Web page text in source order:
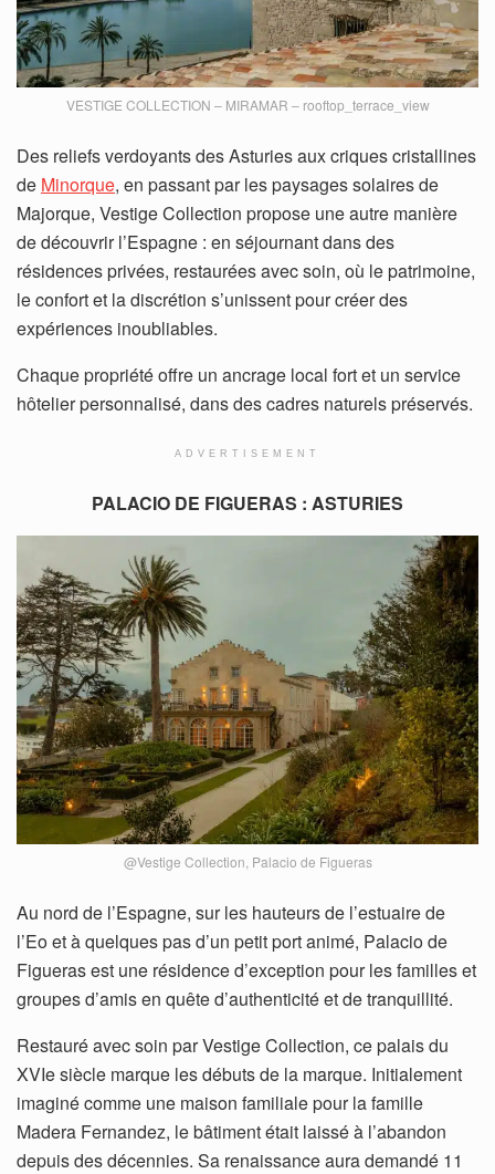
VESTIGE COLLECTION – MIRAMAR – rooftop_terrace_view
Des reliefs verdoyants des Asturies aux criques cristallines
de Minorque, en passant par les paysages solaires de
Majorque, Vestige Collection propose une autre manière
de découvrir l’Espagne : en séjournant dans des
résidences privées, restaurées avec soin, où le patrimoine,
le confort et la discrétion s’unissent pour créer des
expériences inoubliables.
Chaque propriété offre un ancrage local fort et un service
hôtelier personnalisé, dans des cadres naturels préservés.
ADVERTISEMENT
PALACIO DE FIGUERAS : ASTURIES
@Vestige Collection, Palacio de Figueras
Au nord de l’Espagne, sur les hauteurs de l’estuaire de
l’Eo et à quelques pas d’un petit port animé, Palacio de
Figueras est une résidence d’exception pour les familles et
groupes d’amis en quête d’authenticité et de tranquillité.
Restauré avec soin par Vestige Collection, ce palais du
XVIe siècle marque les débuts de la marque. Initialement
imaginé comme une maison familiale pour la famille
Madera Fernandez, le bâtiment était laissé à l’abandon
depuis des décennies. Sa renaissance aura demandé 11